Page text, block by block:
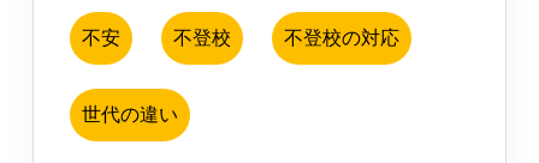
不安 不登校 不登校の対応
世代の違い